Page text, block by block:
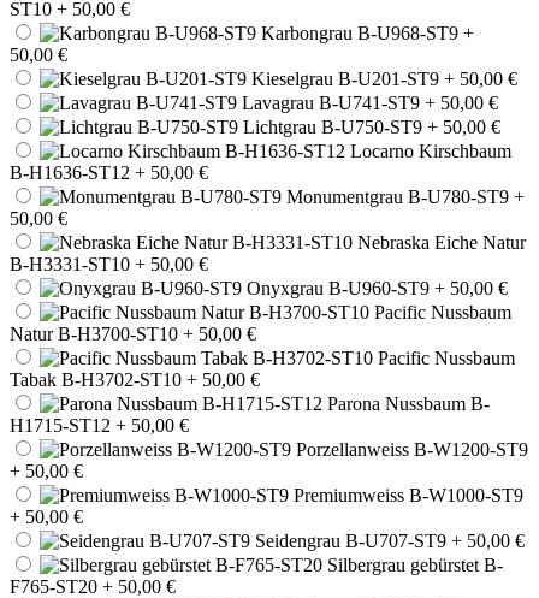
ST10 + 50,00 €
Karbongrau B-U968-ST9 +
50,00 €
Kieselgrau B-U201-ST9 + 50,00 €
Lavagrau B-U741-ST9 + 50,00 €
Lichtgrau B-U750-ST9 + 50,00 €
Locarno Kirschbaum
B-H1636-ST12 + 50,00 €
Monumentgrau B-U780-ST9 +
50,00 €
Nebraska Eiche Natur
B-H3331-ST10 + 50,00 €
Onyxgrau B-U960-ST9 + 50,00 €
Pacific Nussbaum
Natur B-H3700-ST10 + 50,00 €
Pacific Nussbaum
Tabak B-H3702-ST10 + 50,00 €
Parona Nussbaum B-
H1715-ST12 + 50,00 €
Porzellanweiss B-W1200-ST9
+ 50,00 €
Premiumweiss B-W1000-ST9
+ 50,00 €
Seidengrau B-U707-ST9 + 50,00 €
Silbergrau gebürstet B-
F765-ST20 + 50,00 €